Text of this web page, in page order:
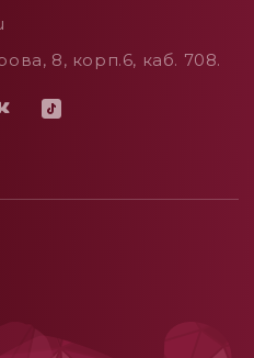
8, корп.6, каб. 708.